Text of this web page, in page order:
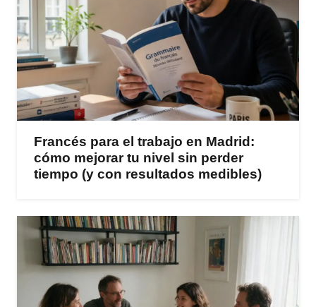
Francés para el trabajo en Madrid:
cómo mejorar tu nivel sin perder
tiempo (y con resultados medibles)